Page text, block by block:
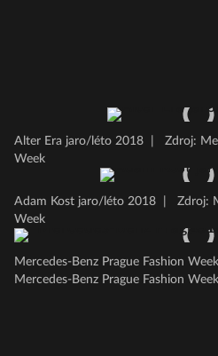
Alter Era jaro/léto 2018
Zdroj:
Week
Adam Kost jaro/léto 2018
Zdroj:
Week
Mercedes-Benz Prague Fashion
Mercedes-Benz Prague Fashion Week